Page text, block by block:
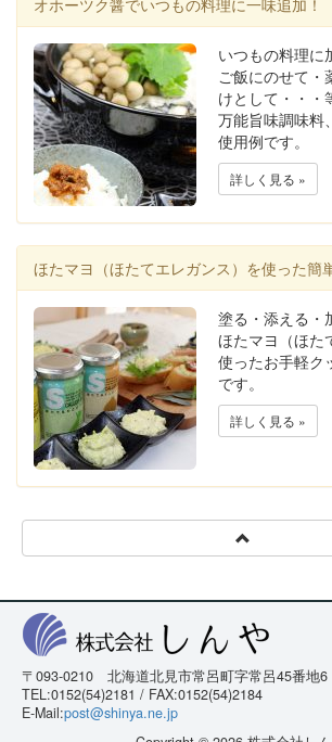
オホーツク醤でいつもの料理に一味追加！
いつもの料理に
ご飯にのせて・
けとして・・・
万能旨味調味料
使用例です。
詳しく見る »
ほたマヨ（ほたてエレガンス）を使った簡
塗る・添える・
ほたマヨ（ほた
使ったお手軽ク
です。
詳しく見る »
〒093-0210 北海道北見市常呂町字常呂45番地6
TEL:0152(54)2181 / FAX:0152(54)2184
E-Mail:post@shinya.ne.jp